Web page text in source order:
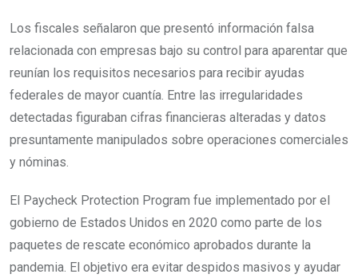
Los fiscales señalaron que presentó información falsa
relacionada con empresas bajo su control para aparentar que
reunían los requisitos necesarios para recibir ayudas
federales de mayor cuantía. Entre las irregularidades
detectadas figuraban cifras financieras alteradas y datos
presuntamente manipulados sobre operaciones comerciales
y nóminas.
El Paycheck Protection Program fue implementado por el
gobierno de Estados Unidos en 2020 como parte de los
paquetes de rescate económico aprobados durante la
pandemia. El objetivo era evitar despidos masivos y ayudar